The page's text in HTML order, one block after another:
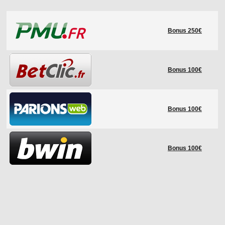
LES STADES
HISTORIQUE
COUPE DES CONFÉDÉRATIONS
Bonus 250€
Bonus 100€
Bonus 100€
Bonus 100€